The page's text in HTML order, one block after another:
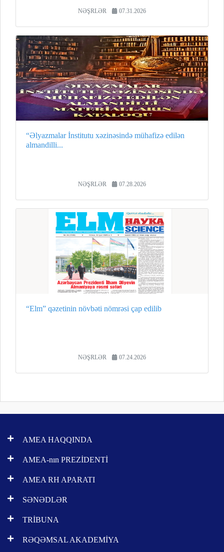
NƏŞRLƏR 07.31.2026
“Əlyazmalar İnstitutu xəzinəsində mühafizə edilən
almandilli...
NƏŞRLƏR 07.28.2026
“Elm” qəzetinin növbəti nömrəsi çap edilib
NƏŞRLƏR 07.24.2026
AMEA HAQQINDA
AMEA-nın PREZİDENTİ
AMEA RH APARATI
SƏNƏDLƏR
TRİBUNA
RƏQƏMSAL AKADEMİYA